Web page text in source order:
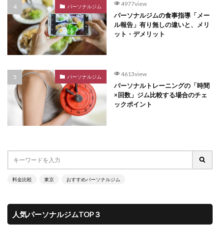
パーソナルジム 4977view
パーソナルジムの食事指導「メー
ル報告」有り無しの違いと、メリ
ット・デメリット
パーソナルジム 4613view
パーソナルトレーニングの「時間
×回数」ジム比較する場合のチェ
ックポイント
料金比較 東京 おすすめパーソナルジム
人気パーソナルジムTOP３